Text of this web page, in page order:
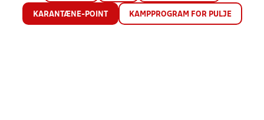
KARANTÆNE-POINT KAMPPROGRAM FOR PULJE